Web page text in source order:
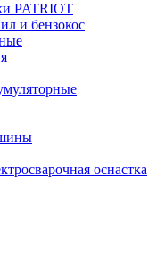
PATRIOT
и бензокос
оснастка